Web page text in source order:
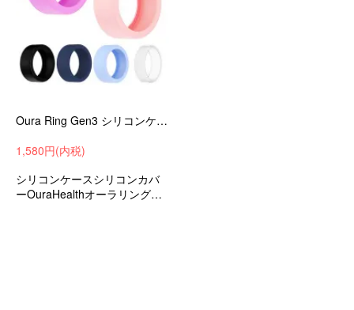
Oura Ring Gen3 シリコンケース Heritage / Horizon 第3世代 カバー 耐衝撃 カバー シリコンカバー シンプル
1,580円(内税)
シリコンケースシリコンカバ
ーOuraHealthオーラリングス